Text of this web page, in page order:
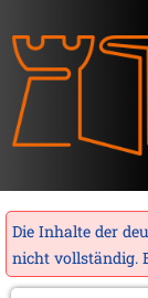
Die Inhalte der
nicht vollständig.